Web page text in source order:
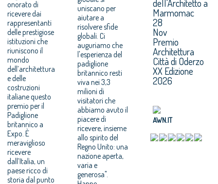
onorato di
ricevere dai
rappresentanti
delle prestigiose
istituzioni che
riuniscono il
mondo
dell’architettura
e delle
costruzioni
italiane questo
premio per il
Padiglione
britannico a
Expo. È
meraviglioso
ricevere
dall’Italia, un
paese ricco di
storia dal punto
uniscano per
aiutare a
risolvere sfide
globali. Ci
auguriamo che
l'esperienza del
padiglione
britannico resti
viva nei 3,3
milioni di
visitatori che
abbiamo avuto il
piacere di
ricevere, insieme
allo spirito del
Regno Unito: una
nazione aperta,
varia e
generosa".
dell'Architetto a
Marmomac
28
Nov
Premio
Architettura
Città di Oderzo
XX Edizione
2026
AWN.IT